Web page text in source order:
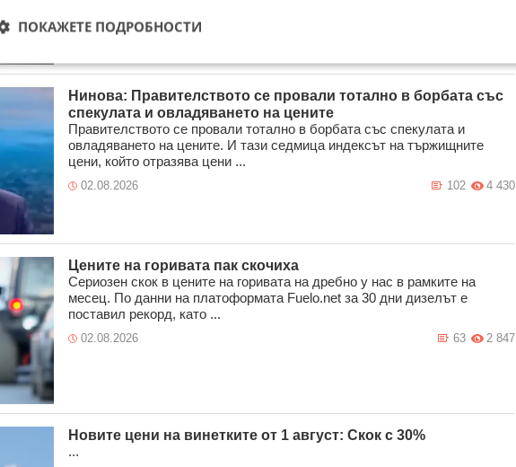
Нинова: Правителството се провали тотално в борбата със
спекулата и овладяването на цените
Правителството се провали тотално в борбата със спекулата и
овладяването на цените. И тази седмица индексът на тържищните
цени, който отразява цени ...
02.08.2026 4 430
102
Цените на горивата пак скочиха
Сериозен скок в цените на горивата на дребно у нас в рамките на
месец. По данни на платоформата Fuelo.net за 30 дни дизелът е
поставил рекорд, като ...
02.08.2026 2 847
63
Новите цени на винетките от 1 август: Скок с 30%
...
ПОКАЖЕТЕ ПОДРОБНОСТИ